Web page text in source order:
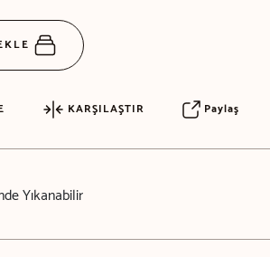
KARŞILAŞTIR Paylaş
Yıkanabilir